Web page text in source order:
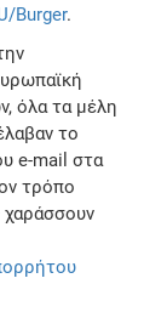
Burger.
όλα τα μέλη
το
e-mail στα
τρόπο